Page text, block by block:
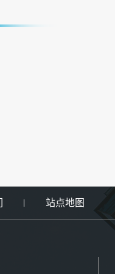
站点地图